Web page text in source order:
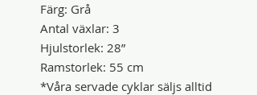
Färg: Grå
Antal växlar: 3
Hjulstorlek: 28”
Ramstorlek: 55 cm
*Våra servade cyklar säljs alltid